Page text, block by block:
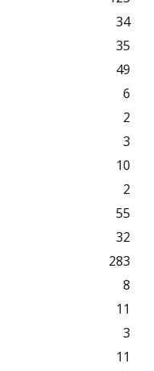
34
35
49
6
2
3
10
2
55
32
283
8
11
3
11